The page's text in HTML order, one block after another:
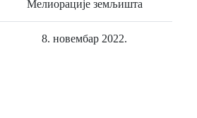
Мелиорације земљишта
8. новембар 2022.